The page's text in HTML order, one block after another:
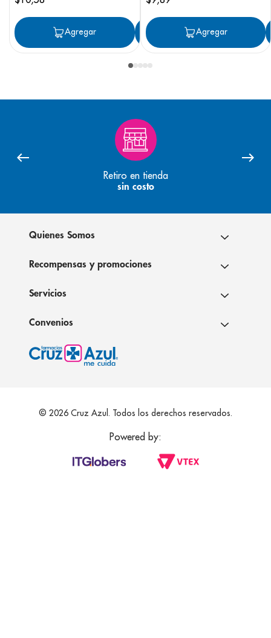
Agregar Agregar
Agregar
Retiro en tienda
sin costo
Quienes Somos
Recompensas y promociones
Servicios
Convenios
© 2026 Cruz Azul. Todos los derechos reservados.
Powered by: